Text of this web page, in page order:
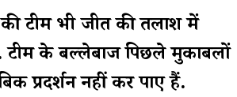
टीम भी जीत की तलाश में
टीम के बल्लेबाज पिछले मुकाबलों
प्रदर्शन नहीं कर पाए हैं.